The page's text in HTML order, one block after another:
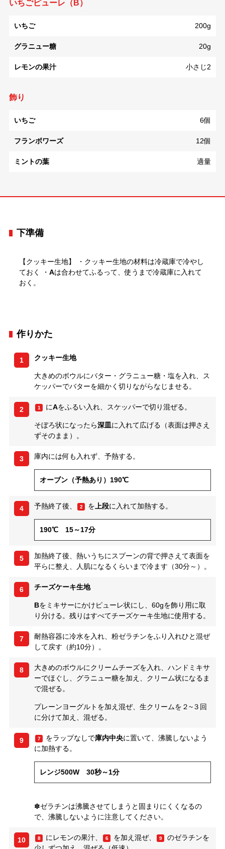
いちごピューレ（B）
いちご 200g
グラニュー糖 20g
レモンの果汁 小さじ2
飾り
いちご 6個
フランボワーズ 12個
ミントの葉 適量
下準備
【クッキー生地】 ・クッキー生地の材料は冷蔵庫で冷やし
ておく ・ Aは合わせてふるって、使うまで冷蔵庫に入れて
おく。
作りかた
1 クッキー生地
大きめのボウルにバター・グラニュー糖・塩を入れ、ス
ケッパーでバターを細かく切りながらなじませる。
2 1 にAをふるい入れ、スケッパーで切り混ぜる。
そぼろ状になったら深皿に入れて広げる（表面は押さえ
ずそのまま）。
3 庫内には何も入れず、予熱する。
オーブン（予熱あり）190℃
4 予熱終了後、 2 を上段に入れて加熱する。
190℃ 15～17分
5
加熱終了後、熱いうちにスプーンの背で押さえて表面を
平らに整え、人肌になるくらいまで冷ます（30分～）。
6 チーズケーキ生地
Bをミキサーにかけピューレ状にし、60gを飾り用に取
り分ける。残りはすべてチーズケーキ生地に使用する。
7
耐熱容器に冷水を入れ、粉ゼラチンをふり入れひと混ぜ
して戻す（約10分）。
8
大きめのボウルにクリームチーズを入れ、ハンドミキサ
ーでほぐし、グラニュー糖を加え、クリーム状になるま
で混ぜる。
プレーンヨーグルトを加え混ぜ、生クリームを２~３回
に分けて加え、混ぜる。
9 7 をラップなしで庫内中央に置いて、沸騰しないよう
に加熱する。
レンジ500W 30秒～1分
✽ゼラチンは沸騰させてしまうと固まりにくくなるの
で、沸騰しないように注意してください。
10 8 にレモンの果汁、 6 を加え混ぜ、 9
のゼラチンを